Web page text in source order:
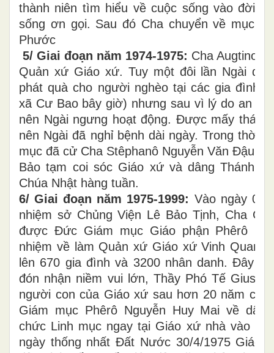
thành niên tìm hiểu về cuộc sống vào đời
sống ơn gọi. Sau đó Cha chuyển về mục
Phước
5/ Giai đoạn năm 1974-1975: Cha Augtino
Quản xứ Giáo xứ. Tuy một đôi lần Ngài đã
phát quà cho người nghèo tại các gia đình
xã Cư Bao bây giờ) nhưng sau vì lý do an
nên Ngài ngưng hoạt động. Được mấy
nên Ngài đã nghỉ bệnh dài ngày. Trong thời
mục đã cử Cha Stêphanô Nguyễn Văn Đậu
Bảo tạm coi sóc Giáo xứ và dâng Thánh
Chúa Nhật hàng tuần.
6/ Giai đoạn năm 1975-1999: Vào ngày 02/
nhiệm sở Chủng Viện Lê Bảo Tịnh, Cha
được Đức Giám mục Giáo phận Phêrô
nhiệm về làm Quản xứ Giáo xứ Vinh
lên 670 gia đình và 3200 nhân danh. Đây
đón nhận niềm vui lớn, Thầy Phó Tế Giuse
người con của Giáo xứ sau hơn 20 năm
Giám mục Phêrô Nguyễn Huy Mai về
chức Linh mục ngay tại Giáo xứ nhà vào
ngày thống nhất Đất Nước 30/4/1975 Giáo